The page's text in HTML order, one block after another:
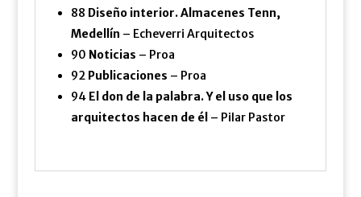
88 Diseño interior. Almacenes Tenn,
Medellín – Echeverri Arquitectos
90 Noticias – Proa
92 Publicaciones – Proa
94 El don de la palabra. Y el uso que los
arquitectos hacen de él – Pilar Pastor